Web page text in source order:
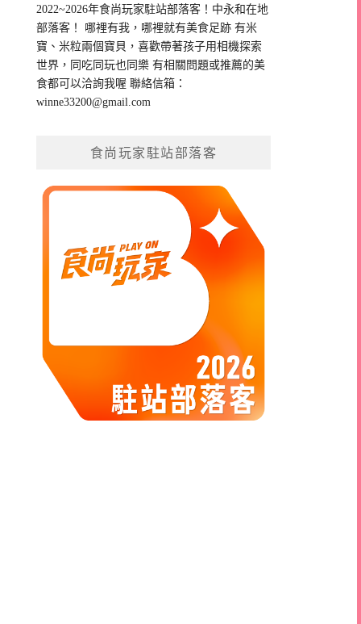
2022~2026年食尚玩家駐站部落客！中永和在地
部落客！ 哪裡有我，哪裡就有美食足跡 有米
寶、米粒兩個寶貝，喜歡帶著孩子用相機探索
世界，同吃同玩也同樂 有相關問題或推薦的美
食都可以洽詢我喔 聯絡信箱：
winne33200@gmail.com
食尚玩家駐站部落客